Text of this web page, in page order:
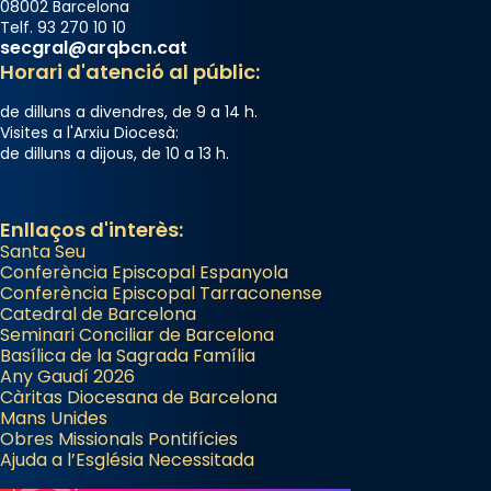
View on Facebook
Arquebisbat de Barcelona
2 weeks ago
Memòria de les santes Juliana i
Acompanyant la història de sant Cugat, a
partir de l’Edat Mitjana sorgeix la tradició
que les santes Juliana (“relatiu a Júlia”) i
Semproniana (“relatiu a Semprònia =
eterna”) són deixebles seves. I l’any 1667, el
frare Joan Gaspar Roig, afirma en una obra
que les santes són filles de l’antiga Iluro.
Mataró en reivindicarà les relíquies fins que
les aconseguirà el 1772. L’ofici que es canta
a la “Missa de les Santes” (“Missa de
08002 Barcelona
Telf. 93 270 10 10
secgral@arqbcn.cat
Horari d'atenció al públic:
de dilluns a divendres, de 9 a 14 h.
Visites a l'Arxiu Diocesà:
de dilluns a dijous, de 10 a 13 h.
Enllaços d'interès:
Santa Seu
Conferència Episcopal Espanyola
Conferència Episcopal Tarraconense
Catedral de Barcelona
Seminari Conciliar de Barcelona
Basílica de la Sagrada Família
Any Gaudí 2026
Càritas Diocesana de Barcelona
Mans Unides
Obres Missionals Pontifícies
Ajuda a l’Església Necessitada